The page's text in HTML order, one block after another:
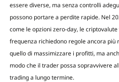
essere diverse, ma senza controlli
possono portare a perdite rapide. Nel
come le opzioni zero-day, le
frequenza richiedono regole ancora più
quello di massimizzare i profitti, ma
modo che il trader possa sopravvivere
trading a lungo termine.